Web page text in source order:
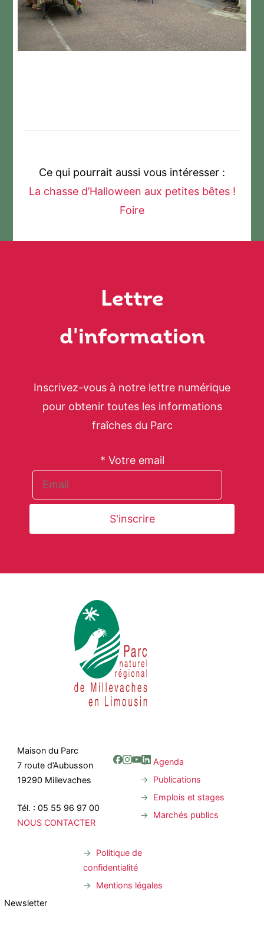
Ce qui pourrait aussi vous intéresser :
La chasse d’Halloween aux petites bêtes !
Foire
Lettre
d'information
Inscrivez-vous à notre lettre numérique
pour obtenir toutes les informations
fraîches du Parc
* Votre email
Maison du Parc
7 route d’Aubusson
19290 Millevaches
Tél. : 05 55 96 97 00
NOUS CONTACTER
Agenda
Publications
Emplois et stages
Marchés publics
Politique de
confidentialité
Mentions légales
Newsletter